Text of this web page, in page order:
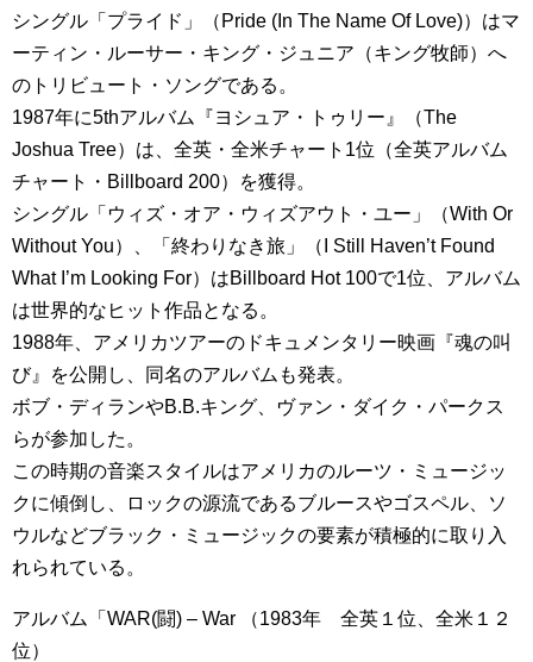
シングル「プライド」（Pride (In The Name Of Love)）はマ
ーティン・ルーサー・キング・ジュニア（キング牧師）へ
のトリビュート・ソングである。
1987年に5thアルバム『ヨシュア・トゥリー』（The
Joshua Tree）は、全英・全米チャート1位（全英アルバム
チャート・Billboard 200）を獲得。
シングル「ウィズ・オア・ウィズアウト・ユー」（With Or
Without You）、「終わりなき旅」（I Still Haven’t Found
What I’m Looking For）はBillboard Hot 100で1位、アルバム
は世界的なヒット作品となる。
1988年、アメリカツアーのドキュメンタリー映画『魂の叫
び』を公開し、同名のアルバムも発表。
ボブ・ディランやB.B.キング、ヴァン・ダイク・パークス
らが参加した。
この時期の音楽スタイルはアメリカのルーツ・ミュージッ
クに傾倒し、ロックの源流であるブルースやゴスペル、ソ
ウルなどブラック・ミュージックの要素が積極的に取り入
れられている。
アルバム「WAR(闘) – War （1983年 全英１位、全米１２
位）